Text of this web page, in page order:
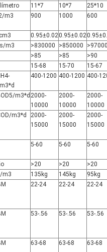
11*7 10*7 25*10
m3 900 1000 600
0.95±0.020.95±0.02
m3 >830000 >850000 >97000
>85 >85 >90
15-68 15-70 15-67
400-1200 400-1200 400-
m3*d 2000-
10000
2000-
10000
2000-
10000
m3*d
2000-
15000
2000-
15000
2000-
15000
5-60 5-60 5-60
>20 >20 >20
m3 135kg 145kg 95kg
22-24 22-24 22-24
53-.56 53-.56 53-.56
63-68 63-68 63-68